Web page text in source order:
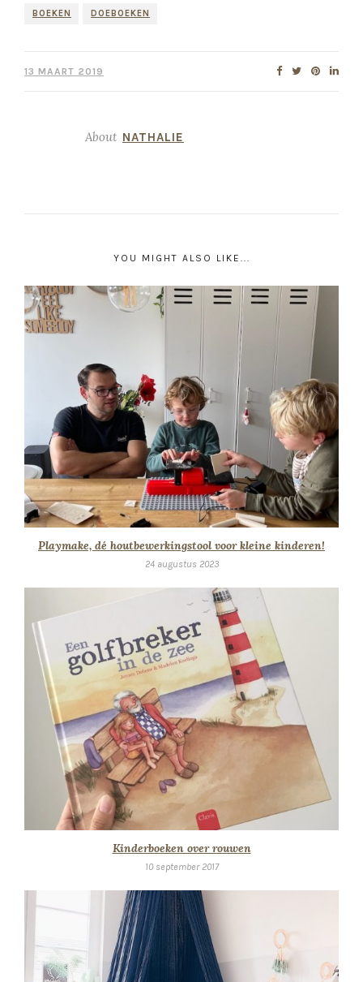
BOEKEN DOEBOEKEN
13 MAART 2019
About NATHALIE
YOU MIGHT ALSO LIKE...
Playmake, dé houtbewerkingstool voor kleine kinderen!
24 augustus 2023
Kinderboeken over rouwen
10 september 2017